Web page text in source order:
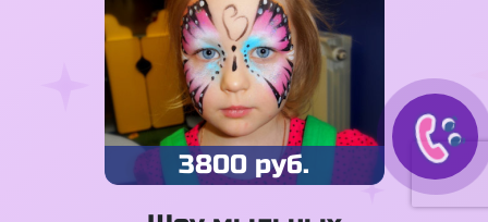
3800 руб.